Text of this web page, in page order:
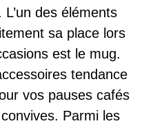
des éléments
sa place lors
est le mug.
tendance
vos pauses cafés
Parmi les